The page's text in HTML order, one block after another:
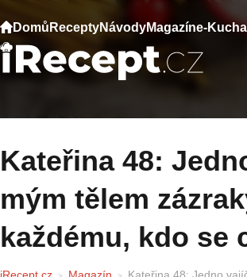
Domů ReceptyNávodyMagazíne-
Kateřina 48: Jedno vajíčko denně dělá s
mým tělem
každému, kdo se